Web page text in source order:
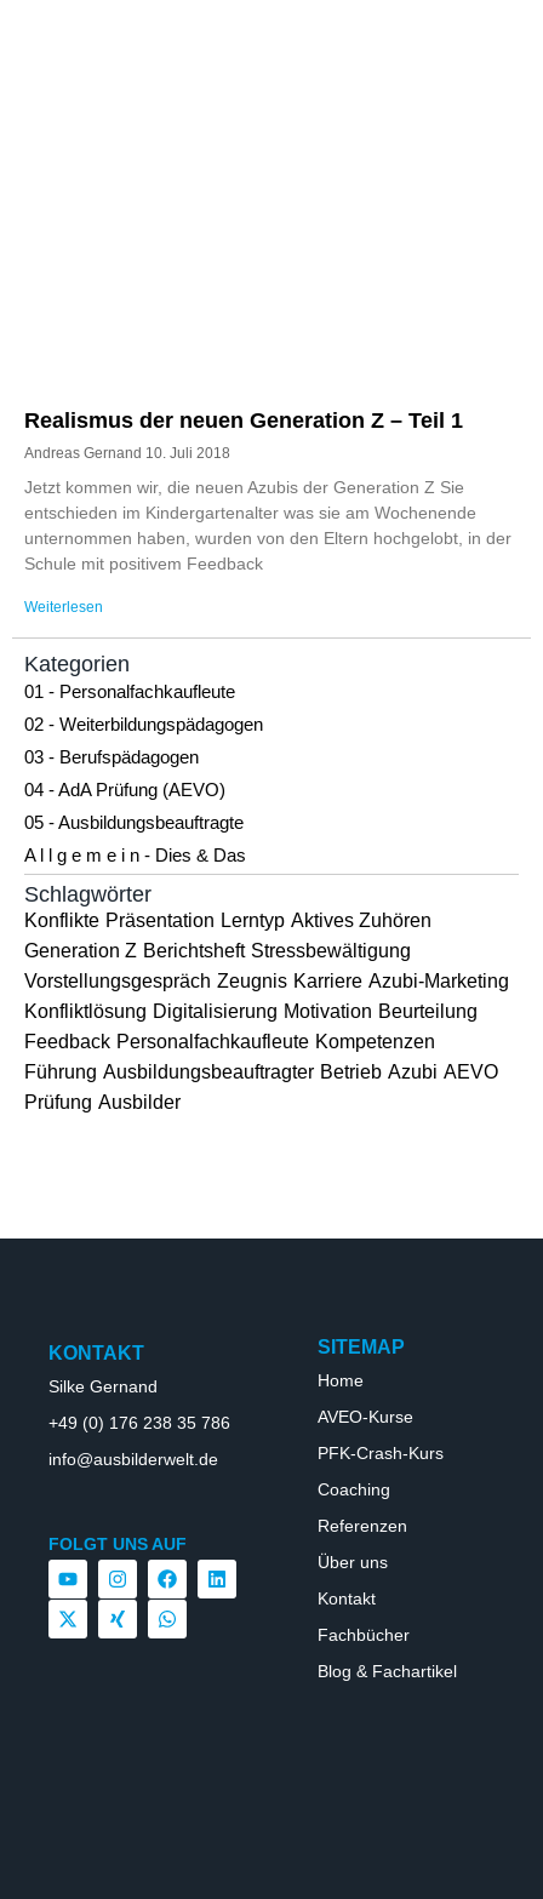
Realismus der neuen Generation Z – Teil 1
Andreas Gernand 10. Juli 2018
Jetzt kommen wir, die neuen Azubis der Generation Z Sie
entschieden im Kindergartenalter was sie am Wochenende
unternommen haben, wurden von den Eltern hochgelobt, in der
Schule mit positivem Feedback
Weiterlesen
Kategorien
01 - Personalfachkaufleute
02 - Weiterbildungspädagogen
03 - Berufspädagogen
04 - AdA Prüfung (AEVO)
05 - Ausbildungsbeauftragte
A l l g e m e i n - Dies & Das
Schlagwörter
Konflikte Präsentation Lerntyp Aktives Zuhören
Generation Z Berichtsheft Stressbewältigung
Vorstellungsgespräch Zeugnis Karriere Azubi-Marketing
Konfliktlösung Digitalisierung Motivation Beurteilung
Feedback Personalfachkaufleute Kompetenzen
Führung Ausbildungsbeauftragter Betrieb Azubi AEVO
Prüfung Ausbilder
KONTAKT
Silke Gernand
+49 (0) 176 238 35 786
info@ausbilderwelt.de
FOLGT UNS AUF
SITEMAP
Home
AVEO-Kurse
PFK-Crash-Kurs
Coaching
Referenzen
Über uns
Kontakt
Fachbücher
Blog & Fachartikel